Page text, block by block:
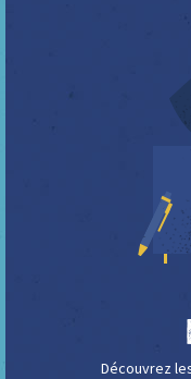
Découvrez